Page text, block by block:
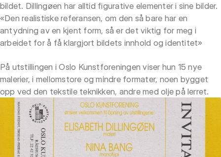
bildet. Dillingøen har alltid figurative elementer i sine bilder.
«Den realistiske referansen, om den så bare har en
antydning av en kjent form, så er det viktig for meg i
arbeidet for å få klargjort bildets innhold og identitet»
På utstillingen i Oslo Kunstforeningen viser hun 15 nye
malerier, i mellomstore og mindre formater, noen bygget
opp ved den tekstile teknikken, andre med olje på lerret.